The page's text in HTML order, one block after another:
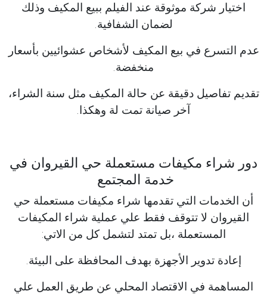
اختيار شركة موثوقة عند الفيلم ببيع المكيف وذلك
لضمان الشفافية.
عدم التسرع في بيع المكيف لأشخاص عشوائيين بأسعار
منخفضة.
تقديم تفاصيل دقيقة عن حالة المكيف مثل سنة الشراء،
آخر صيانة تمت لة وهكذا.
دور شراء مكيفات مستعملة حي القيروان في
خدمة المجتمع
أن الخدمات التي تقدمها شراء مكيفات مستعملة حي
القيروان لا تتوقف فقط علي عملية شراء المكيفات
المستعملة ،بل تمتد لتشمل كل من الاتي:
إعادة تدوير الأجهزة بهدف المحافظة على البيئة.
المساهمة في الاقتصاد المحلي عن طريق العمل علي